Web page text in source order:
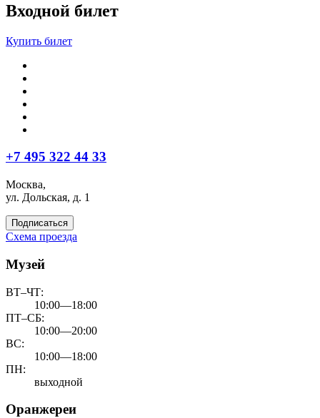
Входной билет
Купить билет
+7 495 322 44 33
Москва,
ул. Дольская, д. 1
Подписаться
Схема проезда
Музей
ВТ–ЧТ:
10:00—18:00
ПТ–СБ:
10:00—20:00
ВС:
10:00—18:00
ПН:
выходной
Оранжереи